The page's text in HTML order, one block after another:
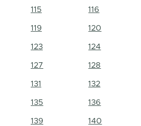
115 116
119 120
123 124
127 128
131 132
135 136
139 140